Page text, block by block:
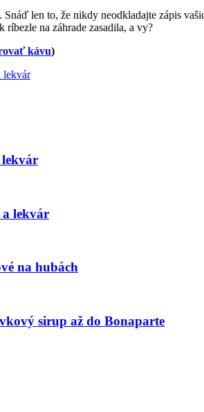
len to, že nikdy neodkladajte zápis
na záhrade zasadila, a vy?
kávu)
lekvár
lekvár
lekvár
na hubách
sirup až do Bonaparte